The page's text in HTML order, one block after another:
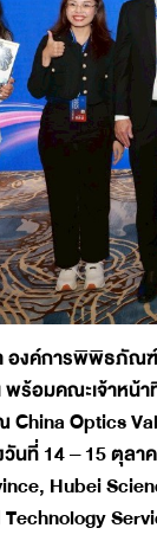
องค์การพิพิธภัณ
ร้อมคณะเจ้าหน้า
Optics
นที่ 14 – 15 ตุล
Hubei